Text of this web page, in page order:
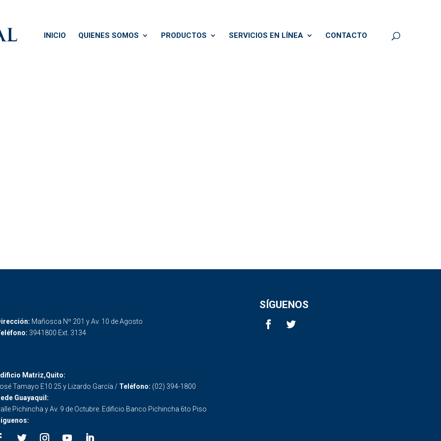
INICIO QUIENES SOMOS PRODUCTOS SERVICIOS EN LÍNEA CONTACTO
Mañosca Nº 201 y Av. 10 de Agosto
3941800 Ext. 3134
SÍGUENOS
Matriz,Quito:
Tamayo E10 25 y Lizardo García / Teléfono: (02) 394-1800
Guayaquil:
Pichincha y Av. 9 de Octubre. Edificio Banco Pichincha 6to Piso